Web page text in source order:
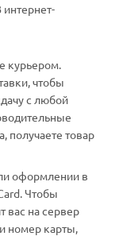
курьером.
чтобы
с любой
получаете товар
оформлении в
Чтобы
вас на сервер
номер карты,